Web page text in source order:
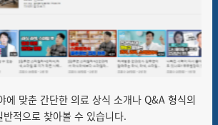
에 맞춘 간단한 의료 상식 소개나 Q&A 형식의
적으로 찾아볼 수 있습니다.